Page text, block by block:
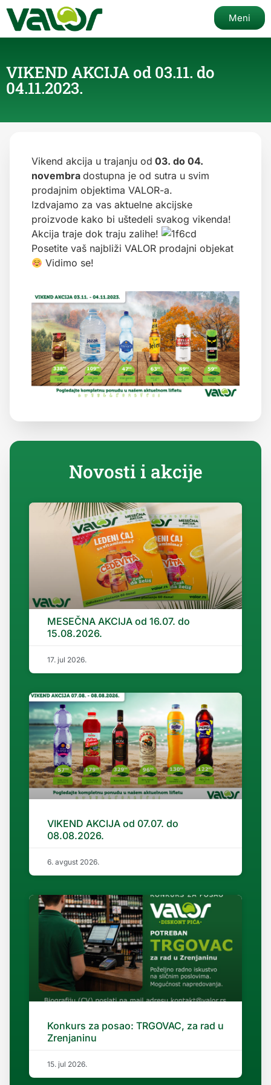
Meni
VIKEND AKCIJA od 03.11. do
04.11.2023.
Vikend akcija u trajanju od 03. do 04.
novembra dostupna je od sutra u svim
prodajnim objektima VALOR-a.
Izdvajamo za vas aktuelne akcijske
proizvode kako bi uštedeli svakog vikenda!
Akcija traje dok traju zalihe!
Posetite vaš najbliži VALOR prodajni objekat
Vidimo se!
Novosti i akcije
MESEČNA AKCIJA od 16.07. do
15.08.2026.
17. jul 2026.
VIKEND AKCIJA od 07.07. do
08.08.2026.
6. avgust 2026.
Konkurs za posao: TRGOVAC, za rad u
Zrenjaninu
15. jul 2026.